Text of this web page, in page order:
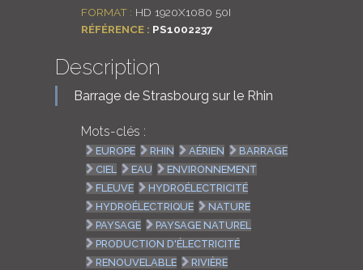
FORMAT : HD 1920X1080 50I
RÉFÉRENCE : PS1002237
Description
Barrage de Strasbourg sur le Rhin
Mots-clés :
EUROPE RHIN AÉRIEN
BARRAGE
CIEL
EAU
ENVIRONNEMENT
FLEUVE
HYDROÉLECTRICITÉ
HYDROÉLECTRIQUE
NATURE
PAYSAGE
PAYSAGE NATUREL
PRODUCTION D'ÉLECTRICITÉ
RENOUVELABLE
RIVIÈRE